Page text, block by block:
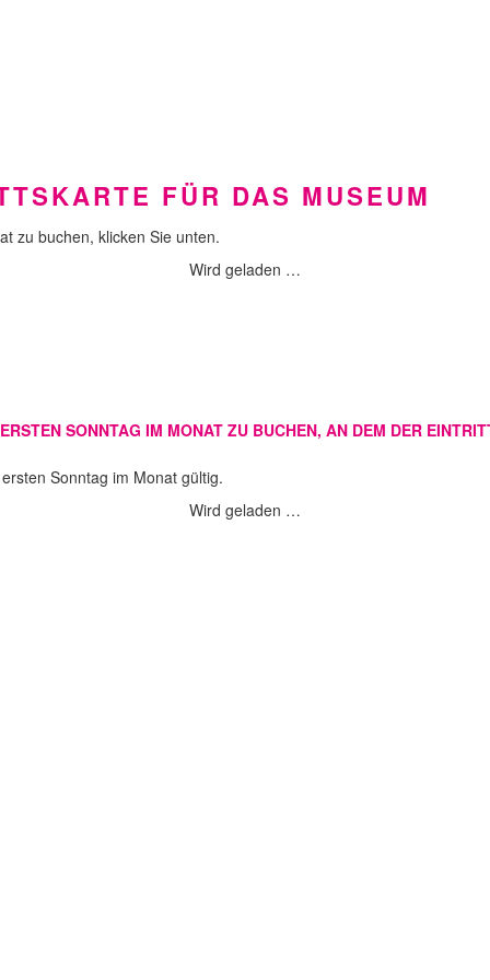
FÜR DAS MUSEUM
zu buchen, klicken Sie unten.
Wird geladen …
SONNTAG IM MONAT ZU BUCHEN, AN DEM DER
Sonntag im Monat gültig.
Wird geladen …